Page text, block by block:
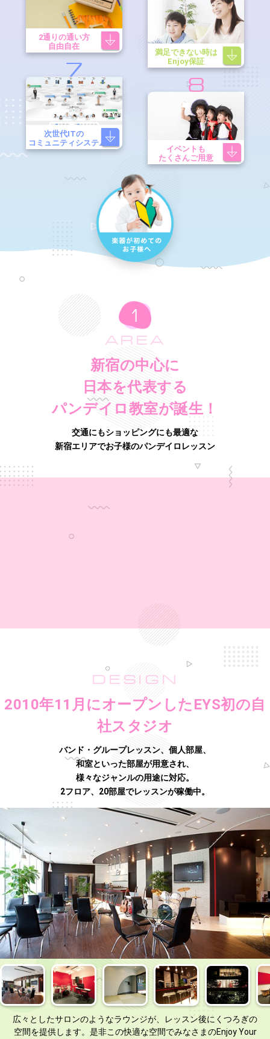
2通りの通い方
自由自在
満足できない時は
Enjoy保証
7
次世代ITの
コミュニティシステム
8
イベントも
たくさんご用意
AREA
新宿の中心に
日本を代表する
パンデイロ教室が誕生！
交通にもショッピングにも最適な
新宿エリアでお子様のパンデイロレッスン
DESIGN
2010年11月にオープンしたEYS初の自
社スタジオ
バンド・グループレッスン、個人部屋、
和室といった部屋が用意され、
様々なジャンルの用途に対応。
2フロア、20部屋でレッスンが稼働中。
広々としたサロンのようなラウンジが、レッスン後にくつろぎの
空間を提供します。是非この快適な空間でみなさまのEnjoy Your